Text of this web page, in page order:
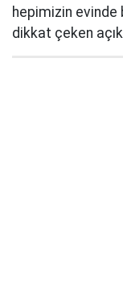
hepimizin evinde
dikkat çeken